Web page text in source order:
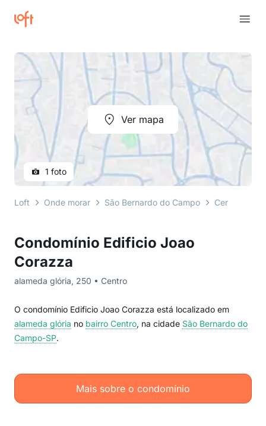
Condomínio Edificio Joao
Corazza
alameda glória, 250 • Centro
O condomínio Edificio Joao Corazza está localizado em
alameda glória no bairro Centro, na cidade São Bernardo do
Campo-SP.
Mais sobre o condomínio
Ver mapa
1 foto
Loft Onde morar São Bernardo do Campo Centro